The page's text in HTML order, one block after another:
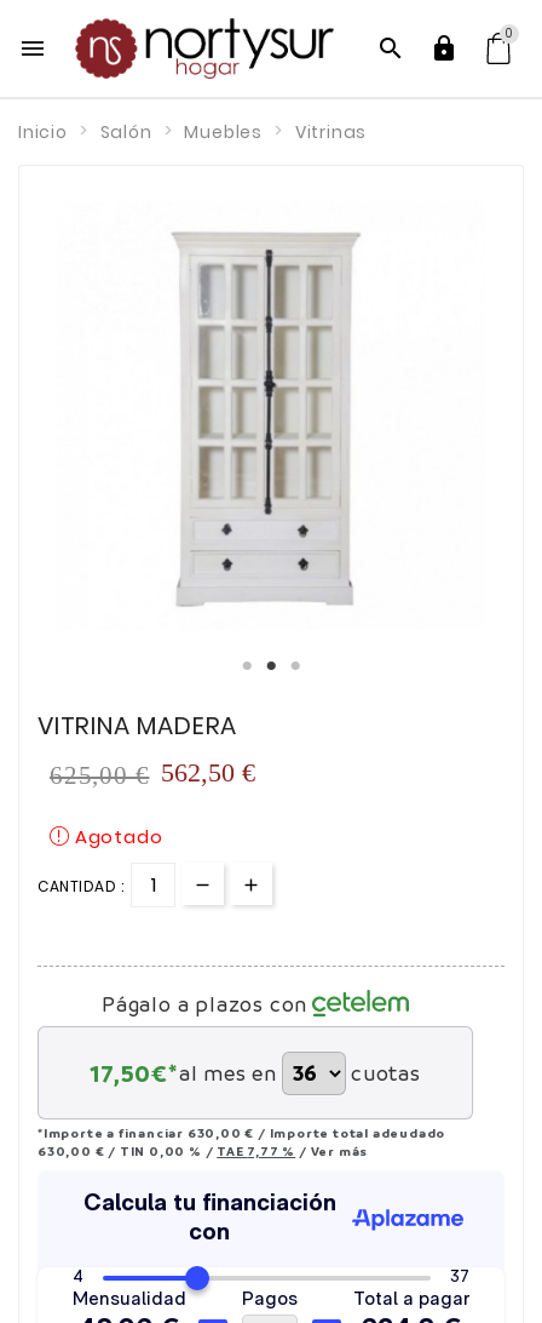
  
0
Inicio Salón Muebles Vitrinas
VITRINA MADERA
625,00 € 562,50 €
Agotado
CANTIDAD :
Págalo a plazos con
17,50€*al mes en cuotas
*Importe a financiar 630,00 € / Importe total adeudado
630,00 € / TIN 0,00 % / TAE 7,77 % / Ver más